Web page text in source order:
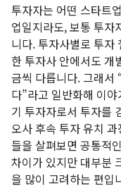
투자자는 어떤 스타트
업일지라도, 보통 투자
니다. 투자사별로 투자
한 투자사 안에서도 개
금씩 다릅니다. 그래서
다”라고 일반화해 이
기 투자자로서 투자를
오사 후속 투자 유치
들을 살펴보면 공통적
차이가 있지만 대부분
을 많이 고려하는 편입